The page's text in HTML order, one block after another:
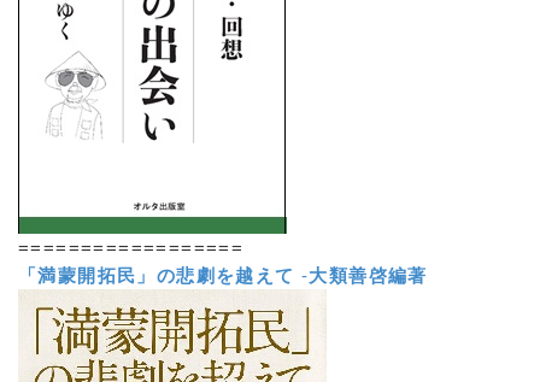
==================
「満蒙開拓民」の悲劇を越えて -大類善啓編著